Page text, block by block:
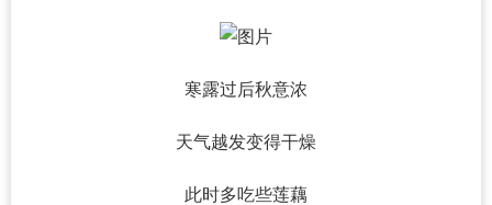
寒露过后秋意浓
天气越发变得干燥
此时多吃些莲藕